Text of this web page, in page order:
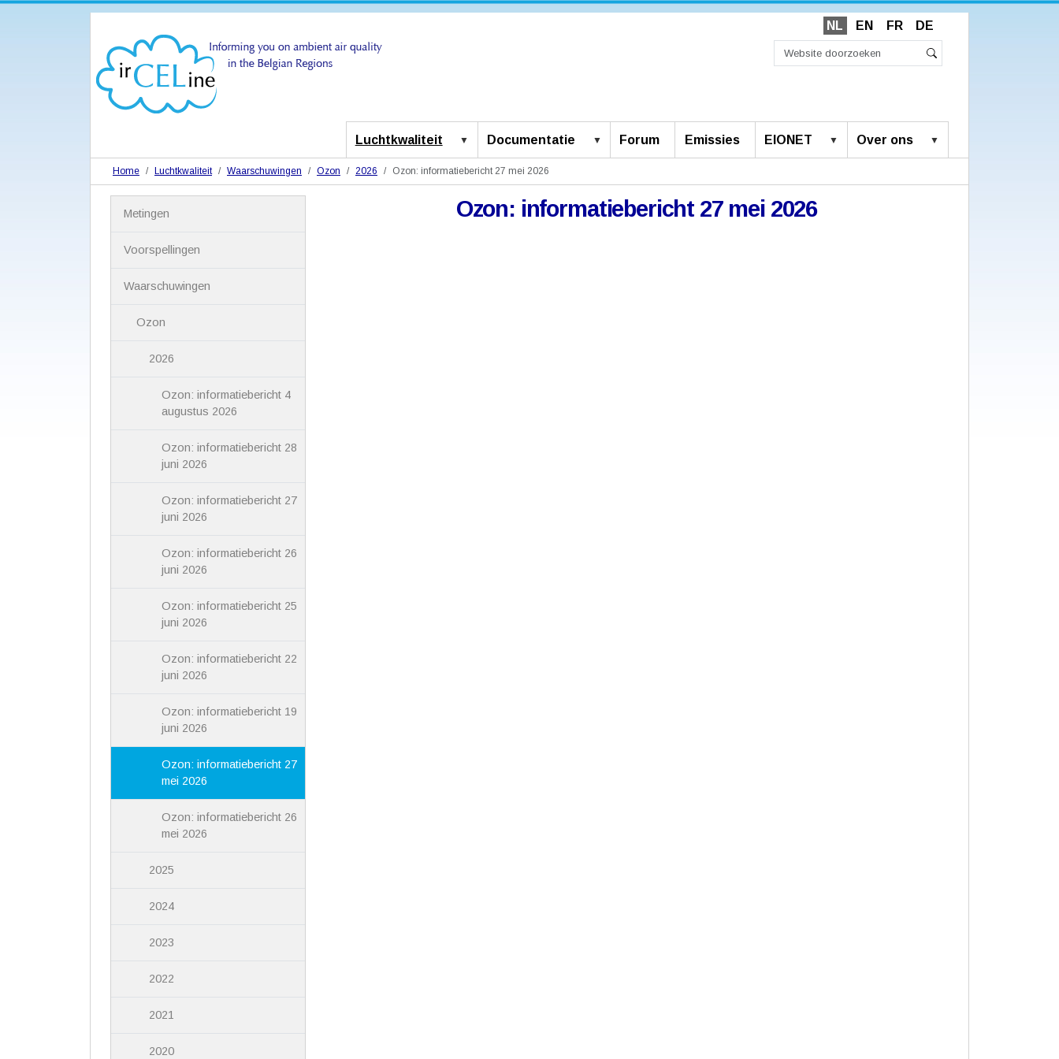
NL EN FR DE
Luchtkwaliteit Documentatie Forum Emissies EIONET Over ons
Home Luchtkwaliteit Waarschuwingen Ozon 2026 Ozon: informatiebericht 27 mei 2026
Ozon: informatiebericht 27 mei 2026
Metingen
Voorspellingen
Waarschuwingen
Ozon
2026
Ozon: informatiebericht 4
augustus 2026
Ozon: informatiebericht 28
juni 2026
Ozon: informatiebericht 27
juni 2026
Ozon: informatiebericht 26
juni 2026
Ozon: informatiebericht 25
juni 2026
Ozon: informatiebericht 22
juni 2026
Ozon: informatiebericht 19
juni 2026
Ozon: informatiebericht 27
mei 2026
Ozon: informatiebericht 26
mei 2026
2025
2024
2023
2022
2021
2020